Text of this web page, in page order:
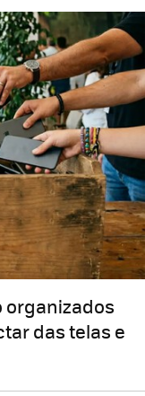
organizados
das telas e